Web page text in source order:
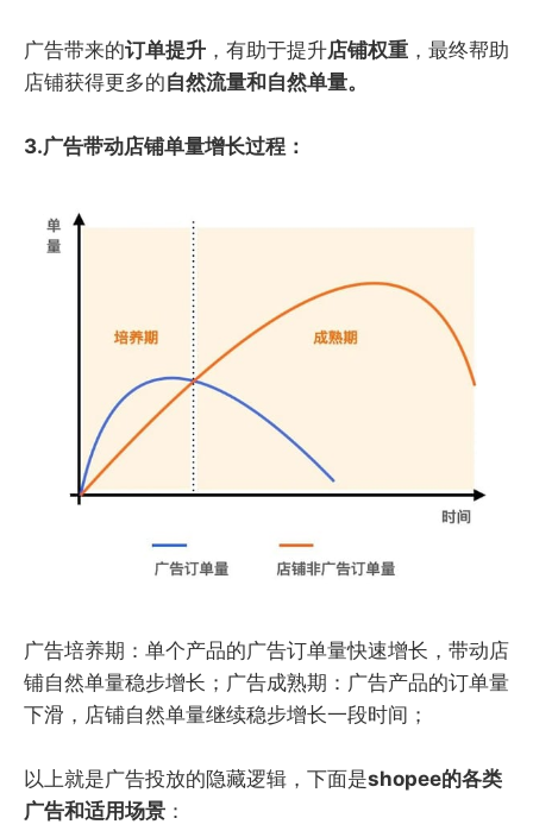
广告带来的订单提升 ，有助于提升店铺权重 ，最终帮助
店铺获得更多的自然流量和自然单量。
3.广告带动店铺单量增长过程：
广告培养期：单个产品的广告订单量快速增长，带动店
铺自然单量稳步增长；广告成熟期：广告产品的订单量
下滑，店铺自然单量继续稳步增长一段时间；
以上就是广告投放的隐藏逻辑，下面是shopee的各类
广告和适用场景 ：